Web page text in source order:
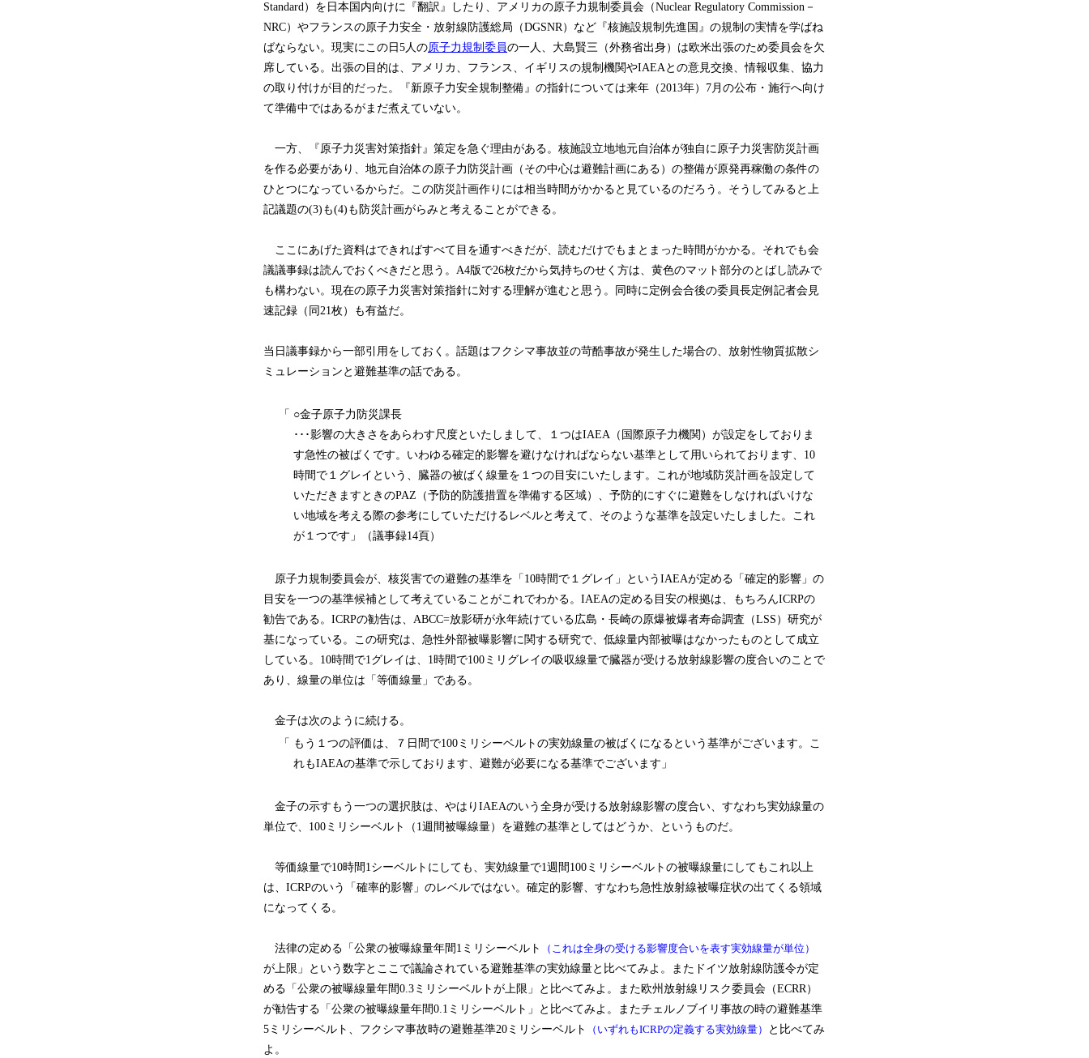
Standard）を日本国内向けに『翻訳』したり、アメリカの原子力規制委員会（Nuclear Regulatory Commission－
NRC）やフランスの原子力安全・放射線防護総局（DGSNR）など『核施設規制先進国』の規制の実情を学ばね
ばならない。現実にこの日5人の原子力規制委員の一人、大島賢三（外務省出身）は欧米出張のため委員会を欠
席している。出張の目的は、アメリカ、フランス、イギリスの規制機関やIAEAとの意見交換、情報収集、協力
の取り付けが目的だった。『新原子力安全規制整備』の指針については来年（2013年）7月の公布・施行へ向け
て準備中ではあるがまだ煮えていない。
一方、『原子力災害対策指針』策定を急ぐ理由がある。核施設立地地元自治体が独自に原子力災害防災計画
を作る必要があり、地元自治体の原子力防災計画（その中心は避難計画にある）の整備が原発再稼働の条件の
ひとつになっているからだ。この防災計画作りには相当時間がかかると見ているのだろう。そうしてみると上
記議題の(3)も(4)も防災計画がらみと考えることができる。
ここにあげた資料はできればすべて目を通すべきだが、読むだけでもまとまった時間がかかる。それでも会
議議事録は読んでおくべきだと思う。A4版で26枚だから気持ちのせく方は、黄色のマット部分のとばし読みで
も構わない。現在の原子力災害対策指針に対する理解が進むと思う。同時に定例会合後の委員長定例記者会見
速記録（同21枚）も有益だ。
当日議事録から一部引用をしておく。話題はフクシマ事故並の苛酷事故が発生した場合の、放射性物質拡散シ
ミュレーションと避難基準の話である。
「
○金子原子力防災課長
･･･影響の大きさをあらわす尺度といたしまして、１つはIAEA（国際原子力機関）が設定をしておりま
す急性の被ばくです。いわゆる確定的影響を避けなければならない基準として用いられております、10
時間で１グレイという、臓器の被ばく線量を１つの目安にいたします。これが地域防災計画を設定して
いただきますときのPAZ（予防的防護措置を準備する区域）、予防的にすぐに避難をしなければいけな
い地域を考える際の参考にしていただけるレベルと考えて、そのような基準を設定いたしました。これ
が１つです」（議事録14頁）
原子力規制委員会が、核災害での避難の基準を「10時間で１グレイ」というIAEAが定める「確定的影響」の
目安を一つの基準候補として考えていることがこれでわかる。IAEAの定める目安の根拠は、もちろんICRPの
勧告である。ICRPの勧告は、ABCC=放影研が永年続けている広島・長崎の原爆被爆者寿命調査（LSS）研究が
基になっている。この研究は、急性外部被曝影響に関する研究で、低線量内部被曝はなかったものとして成立
している。10時間で1グレイは、1時間で100ミリグレイの吸収線量で臓器が受ける放射線影響の度合いのことで
あり、線量の単位は「等価線量」である。
金子は次のように続ける。
「
もう１つの評価は、７日間で100ミリシーベルトの実効線量の被ばくになるという基準がございます。こ
れもIAEAの基準で示しております、避難が必要になる基準でございます」
金子の示すもう一つの選択肢は、やはりIAEAのいう全身が受ける放射線影響の度合い、すなわち実効線量の
単位で、100ミリシーベルト（1週間被曝線量）を避難の基準としてはどうか、というものだ。
等価線量で10時間1シーベルトにしても、実効線量で1週間100ミリシーベルトの被曝線量にしてもこれ以上
は、ICRPのいう「確率的影響」のレベルではない。確定的影響、すなわち急性放射線被曝症状の出てくる領域
になってくる。
法律の定める「公衆の被曝線量年間1ミリシーベルト
（これは全身の受ける影響度合いを表す実効線量が単位）
が上限」という数字とここで議論されている避難基準の実効線量と比べてみよ。またドイツ放射線防護令が定
める「公衆の被曝線量年間0.3ミリシーベルトが上限」と比べてみよ。また欧州放射線リスク委員会（ECRR）
が勧告する「公衆の被曝線量年間0.1ミリシーベルト」と比べてみよ。またチェルノブイリ事故の時の避難基準
5ミリシーベルト、フクシマ事故時の避難基準20ミリシーベルト
（いずれもICRPの定義する実効線量）
と比べてみ
よ。